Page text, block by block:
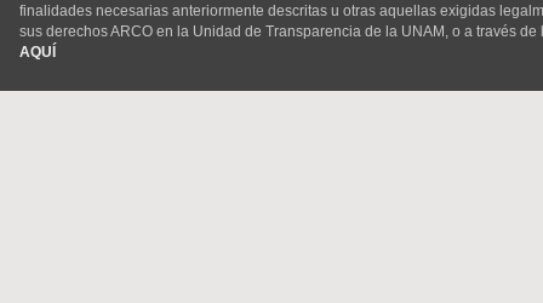
finalidades necesarias anteriormente descritas u otras aquellas exigidas
sus derechos ARCO en la Unidad de Transparencia de la UNAM, o a través
AQUÍ